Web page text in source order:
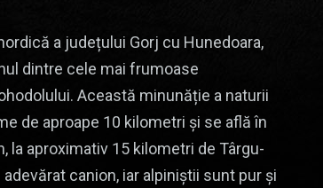
a județului Gorj cu Hunedoara,
dintre cele mai frumoase
Această minunăție a naturii
de aproape 10 kilometri și se află în
la aproximativ 15 kilometri de Târgu-
canion, iar alpiniștii sunt pur și